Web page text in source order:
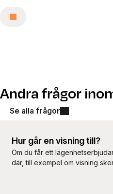
Andra frågor
Se alla frågor
Hur går en visning till?
Om du får ett
där, till exempel om visning